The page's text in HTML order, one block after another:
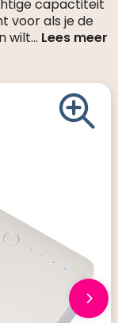
capactiteit
voor als je de
wilt...